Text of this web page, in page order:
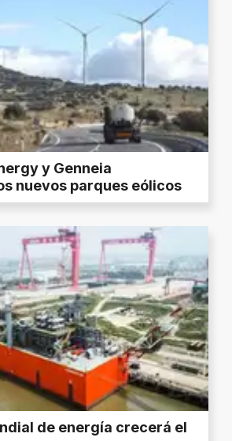
y Genneia
nuevos parques eólicos
de energía crecerá el